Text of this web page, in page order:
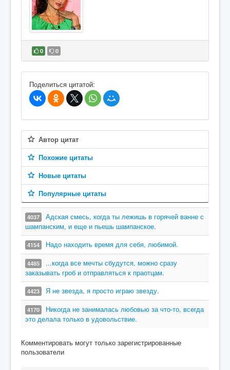
0 0
В избранное
Поделиться цитатой:
Автор цитат
Похожие цитаты
Новые цитаты
Популярные цитаты
4037
Адская смесь, когда ты лежишь в горячей ванне с
шампанским, и еще и пьешь шампанское.
4154 Надо находить время для себя, любимой.
4485
...когда все мечты сбудутся, можно сразу
заказывать гроб и отправляться к праотцам.
4423 Я не звезда, я просто играю звезду.
4170
Никогда не занималась любовью за что-то, всегда
это делала только в удовольствие.
Комментировать могут только зарегистрированные
пользователи